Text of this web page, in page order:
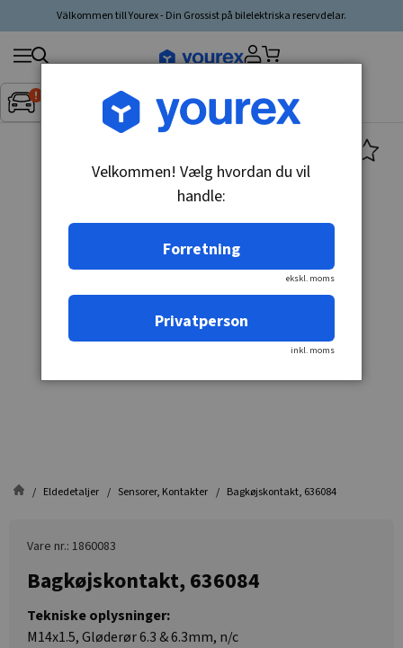
Välkommen till Yourex - Din Grossist på bilelektriska reservdelar.
Inget fordon valt▼
Søg
produkt,
producent,
Eldedetaljer Sensorer, Kontakter Bagkøjskontakt, 636084
Vare nr.: 1860083
Bagkøjskontakt, 636084
Tekniske oplysninger:
M14x1.5, Gløderør 6.3 & 6.3mm, n/c
Velkommen! Vælg hvordan du vil
handle:
Forretning
ekskl. moms
Privatperson
inkl. moms